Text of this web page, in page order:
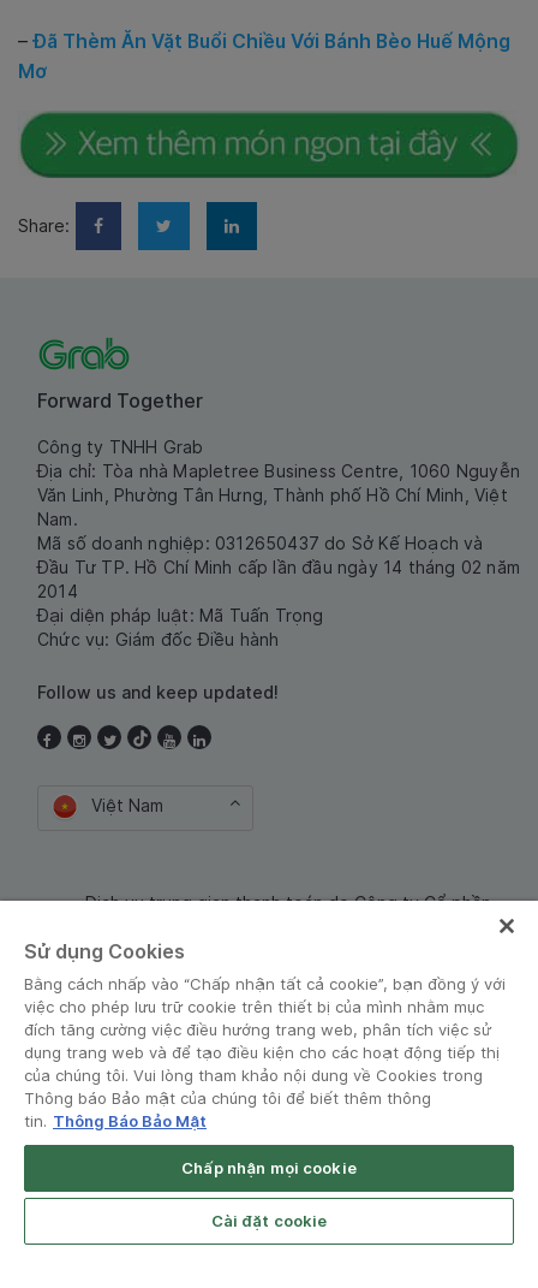
– Đã Thèm Ăn Vặt Buổi Chiều Với Bánh Bèo Huế Mộng
Mơ
Share:
Forward Together
Công ty TNHH Grab
Địa chỉ: Tòa nhà Mapletree Business Centre, 1060 Nguyễn
Văn Linh, Phường Tân Hưng, Thành phố Hồ Chí Minh, Việt
Nam.
Mã số doanh nghiệp: 0312650437 do Sở Kế Hoạch và
Đầu Tư TP. Hồ Chí Minh cấp lần đầu ngày 14 tháng 02 năm
2014
Đại diện pháp luật: Mã Tuấn Trọng
Chức vụ: Giám đốc Điều hành
Follow us and keep updated!
Việt Nam
Dịch vụ trung gian thanh toán do Công ty Cổ phần
Điều khoản và Chính sách
© Grab 2010 - 2026
Sử dụng Cookies
Bằng cách nhấp vào “Chấp nhận tất cả cookie”, bạn đồng ý với
việc cho phép lưu trữ cookie trên thiết bị của mình nhằm mục
đích tăng cường việc điều hướng trang web, phân tích việc sử
dụng trang web và để tạo điều kiện cho các hoạt động tiếp thị
của chúng tôi. Vui lòng tham khảo nội dung về Cookies trong
Thông báo Bảo mật của chúng tôi để biết thêm thông
tin. Thông Báo Bảo Mật
Chấp nhận mọi cookie
Cài đặt cookie